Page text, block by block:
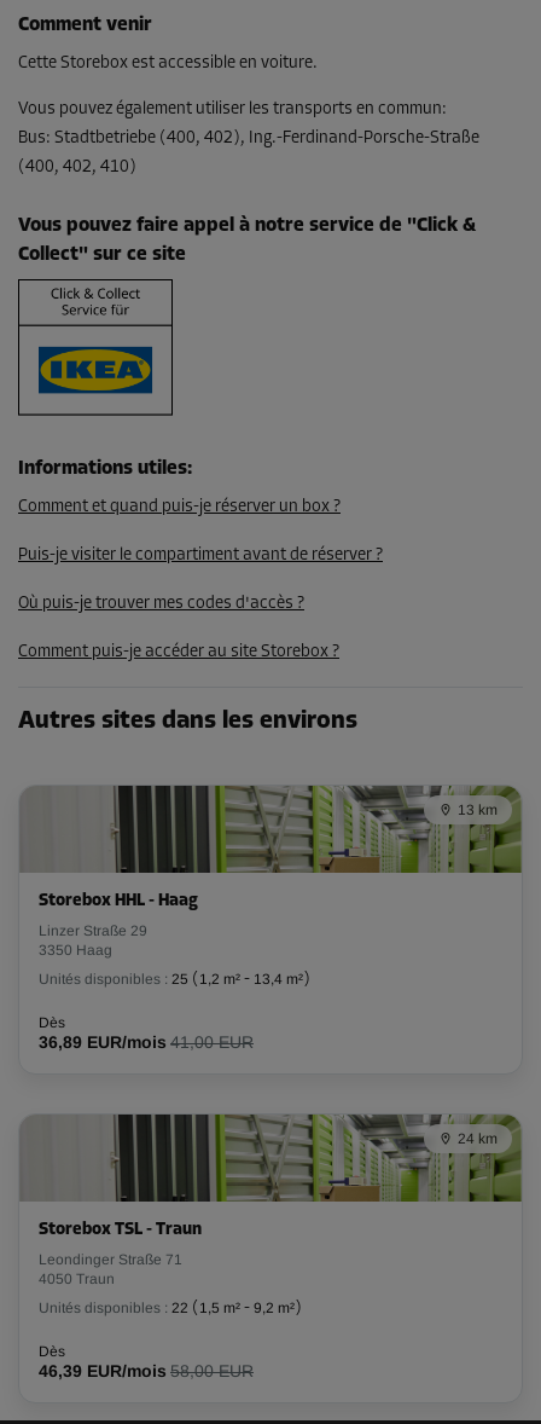
140,00 EUR/mois
118,99 EUR/mois
Compartiment 40
Surface: 10,8 m²
Long:4,3m Larg:
Dès
188,00 EUR/mois
Volume: 27,2 m³
Long:4,3m Larg:2,3m Haut:2,8m
-5%
Dès
166,24 EUR/mois
Comment venir
Cette Storebox est accessible en voiture.
Vous pouvez également utiliser les transports en commun:
Bus: Stadtbetriebe (400, 402), Ing.-Ferdinand-Porsche-Straße
(400, 402, 410)
Vous pouvez faire appel à notre service de "Click &
Collect" sur ce site
Informations utiles:
Comment et quand puis-je réserver un box ?
Puis-je visiter le compartiment avant de réserver ?
Où puis-je trouver mes codes d'accès ?
Comment puis-je accéder au site Storebox ?
Autres sites dans les environs
13 km
Storebox HHL - Haag
Linzer Straße 29
3350 Haag
Unités disponibles : 25 ( 1,2 m² - 13,4 m²)
Dès
36,89 EUR/mois 41,00 EUR
24 km
Storebox TSL - Traun
Leondinger Straße 71
4050 Traun
Unités disponibles : 22 ( 1,5 m² - 9,2 m²)
Dès
46,39 EUR/mois 58,00 EUR